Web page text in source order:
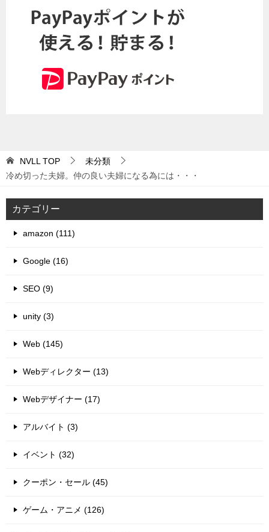
NVLLTOP
未分類
冷め切った夫婦。仲の良い夫婦になる為には・・・
カテゴリー
amazon (111)
Google (16)
SEO (9)
unity (3)
Web (145)
Webディレクター (13)
Webデザイナー (17)
アルバイト (3)
イベント (32)
クーポン・セール (45)
ゲーム・アニメ (126)